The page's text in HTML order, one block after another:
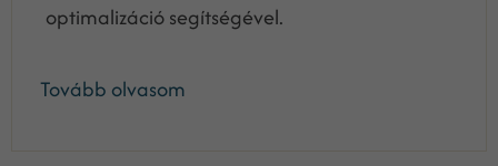
optimalizáció segítségével.
Tovább olvasom